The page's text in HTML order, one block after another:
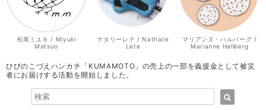
松尾ミユキ / Miyuki
Matsuo
ナタリーレテ / Nathalie
Lete
マリアンヌ・ハルバーグ /
Marianne Hallberg
ひびのこづえハンカチ「KUMAMOTO」の売上の一部を義援金として被災
者にお届けする活動を開始しました。